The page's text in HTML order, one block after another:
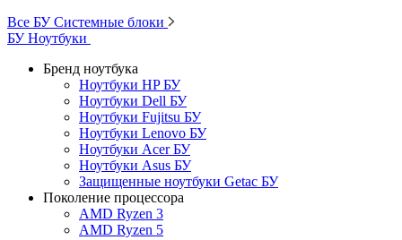
Все БУ Системные блоки
БУ Ноутбуки
Бренд ноутбука
Ноутбуки HP БУ
Ноутбуки Dell БУ
Ноутбуки Fujitsu БУ
Ноутбуки Lenovo БУ
Ноутбуки Acer БУ
Ноутбуки Asus БУ
Защищенные ноутбуки Getac БУ
Поколение процессора
AMD Ryzen 3
AMD Ryzen 5